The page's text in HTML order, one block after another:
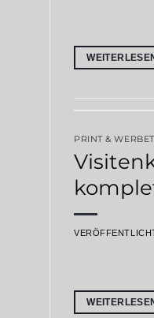
PRINT &